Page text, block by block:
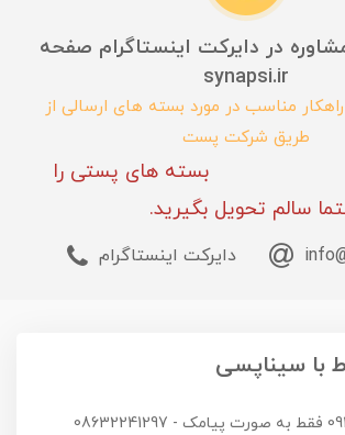
در دایرکت اینستاگرام صفحه
synapsi.ir
مناسب در مورد بسته های ارسالی از
طریق شرکت پست
بسته های پستی را
سالم تحویل بگیرید.
دایرکت اینستاگرام
با سیناپسی